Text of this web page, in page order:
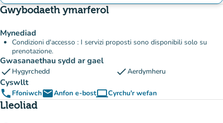
Gwybodaeth ymarferol
Mynediad
Condizioni d'accesso : I servizi proposti sono disponibili solo su
prenotazione.
Gwasanaethau sydd ar gael
check Hygyrchedd checkAerdymheru
Cyswllt
phone FfoniwchemailAnfon e-bostcomputerCyrchu'r wefan
(tab newydd)
Lleoliad